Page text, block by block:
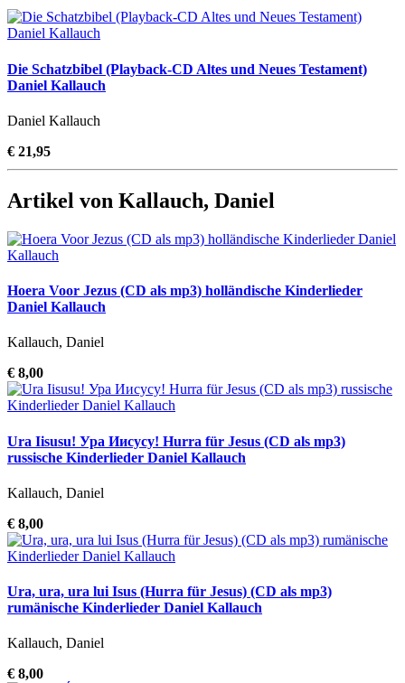
Die Schatzbibel (Playback-CD Altes und Neues Testament)
Daniel Kallauch
Daniel Kallauch
€ 21,95
Artikel von Kallauch, Daniel
Hoera Voor Jezus (CD als mp3) holländische Kinderlieder
Daniel Kallauch
Kallauch, Daniel
€ 8,00
Ura Iisusu! Ура Иисусу! Hurra für Jesus (CD als mp3)
russische Kinderlieder Daniel Kallauch
Kallauch, Daniel
€ 8,00
Ura, ura, ura lui Isus (Hurra für Jesus) (CD als mp3)
rumänische Kinderlieder Daniel Kallauch
Kallauch, Daniel
€ 8,00